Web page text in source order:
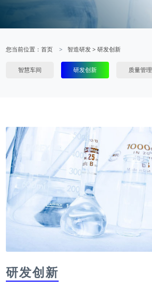
您当前位置： 首页 智造研发> 研发创新
智慧车间 研发创新 质量管理
研发创新